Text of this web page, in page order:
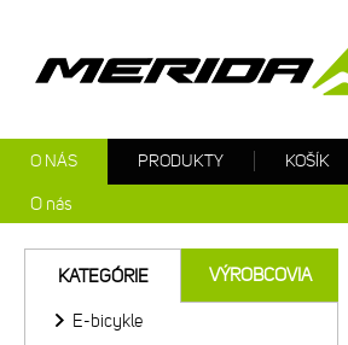
KATEGÓRIE VÝROBCOVIA
E-bicykle
O NÁS
O nás
PRODUKTY KOŠÍK